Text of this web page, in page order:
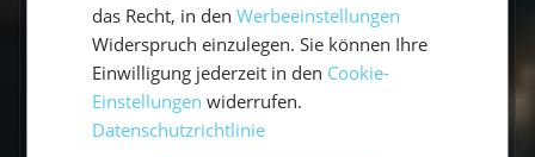
Claudia ist begeisterte Travel Influencerin und
leidenschaftliche Seglerin. Auf unserem Blog
teilt sie ihre besten Reiseerlebnisse, fundierte
Revierberichte und praktisches Segelwissen
für dein nächstes Abenteuer auf dem Wasser.
das Recht, in denWerbeeinstellungen
Widerspruch einzulegen. Sie können Ihre
Einwilligung jederzeit in den Cookie-
Einstellungen widerrufen.
Datenschutzrichtlinie